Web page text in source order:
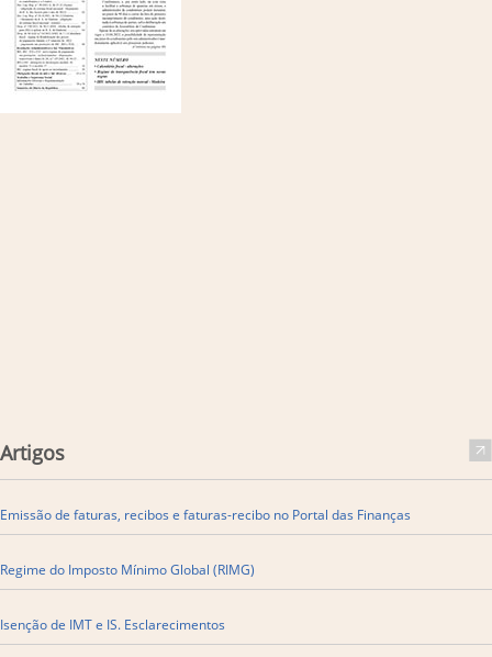
Artigos
Emissão de faturas, recibos e faturas-recibo no Portal das Finanças
​Regime do Imposto Mínimo Global (RIMG)
Isenção de IMT e IS. Esclarecimentos